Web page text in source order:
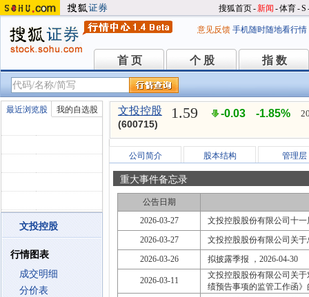
搜狐首页-新闻 -体育-S
意见反馈 手机随时随地看行情
首 页
首 页 个 股
个 股 指 数
指 数
最近浏览股 我的自选股
文投控股
行情图表
成交明细
分价表
文投控股
(600715)
1.59 -0.03 -1.85%
公司简介 股本结构 管理层
重大事件备忘录
公告日期
2026-03-27
文投控股股份有限公司十
2026-03-27
文投控股股份有限公司关
2026-03-26
拟披露季报 ，2026-04-30
2026-03-11
文投控股股份有限公司关
绩预告事项的监管工作函